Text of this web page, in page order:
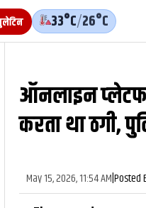
33°C/26°C
ऑनलाइन
करता था ठगी,
May 15, 2026, 11:54 AM|Posted